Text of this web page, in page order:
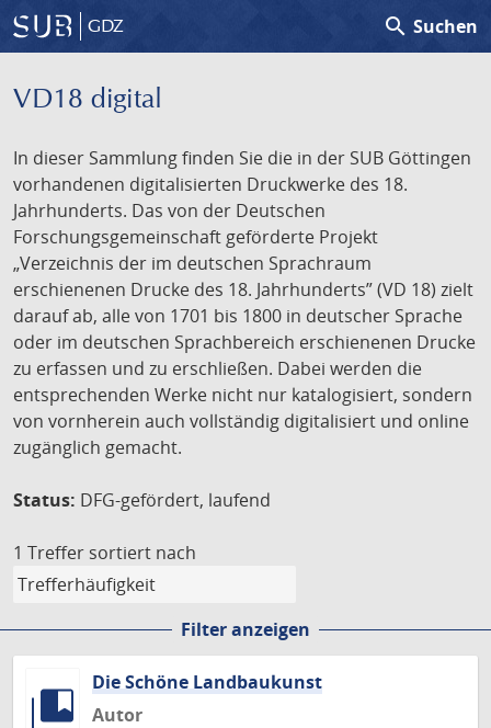
GDZ search Suchen
VD18 digital
In dieser Sammlung finden Sie die in der SUB Göttingen
vorhandenen digitalisierten Druckwerke des 18.
Jahrhunderts. Das von der Deutschen
Forschungsgemeinschaft geförderte Projekt
„Verzeichnis der im deutschen Sprachraum
erschienenen Drucke des 18. Jahrhunderts” (VD 18) zielt
darauf ab, alle von 1701 bis 1800 in deutscher Sprache
oder im deutschen Sprachbereich erschienenen Drucke
zu erfassen und zu erschließen. Dabei werden die
entsprechenden Werke nicht nur katalogisiert, sondern
von vornherein auch vollständig digitalisiert und online
zugänglich gemacht.
Status: DFG-gefördert, laufend
1 Treffer sortiert nach
Filter anzeigen
Die Schöne Landbaukunst
Autor